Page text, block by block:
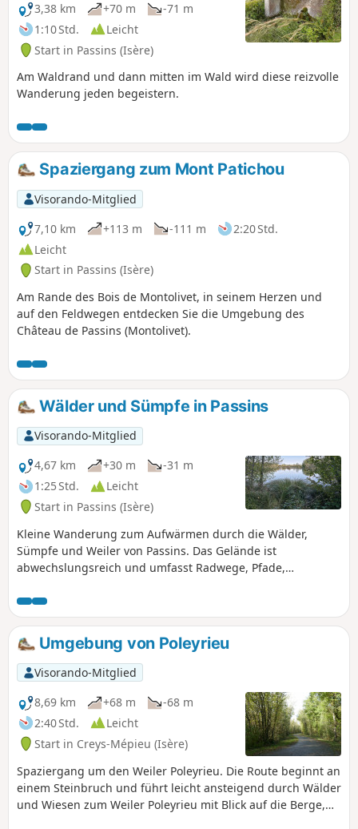
3,38 km
+70 m
-71 m
1:10 Std.
Leicht
Start in Passins (Isère)
Am Waldrand und dann mitten im Wald wird diese reizvolle
Wanderung jeden begeistern.
Spaziergang zum Mont Patichou
Visorando-Mitglied
7,10 km
+113 m -111 m
2:20 Std.
Leicht
Start in Passins (Isère)
Am Rande des Bois de Montolivet, in seinem Herzen und
auf den Feldwegen entdecken Sie die Umgebung des
Château de Passins (Montolivet).
Wälder und Sümpfe in Passins
Visorando-Mitglied
4,67 km
+30 m
-31 m
1:25 Std.
Leicht
Start in Passins (Isère)
Kleine Wanderung zum Aufwärmen durch die Wälder,
Sümpfe und Weiler von Passins. Das Gelände ist
abwechslungsreich und umfasst Radwege, Pfade,
sehr farbenfroh.
Umgebung von Poleyrieu
Visorando-Mitglied
8,69 km
+68 m
-68 m
2:40 Std.
Leicht
Start in Creys-Mépieu (Isère)
Spaziergang um den Weiler Poleyrieu. Die Route beginnt an
einem Steinbruch und führt leicht ansteigend durch Wälder
und Wiesen zum Weiler Poleyrieu mit Blick auf die Berge,